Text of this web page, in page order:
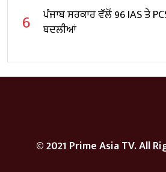
6
ਪੰਜਾਬ ਸਰਕਾਰ ਵੱਲੋਂ 96 IAS ਤੇ
ਬਦਲੀਆਂ
© 2021 Prime Asia TV. All